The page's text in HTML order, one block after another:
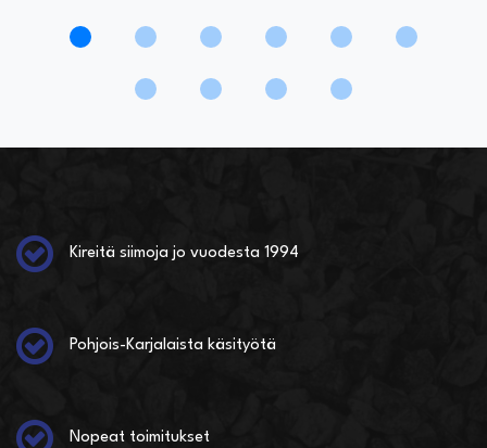
Kireitä siimoja jo vuodesta 1994
Pohjois-Karjalaista käsityötä
Nopeat toimitukset